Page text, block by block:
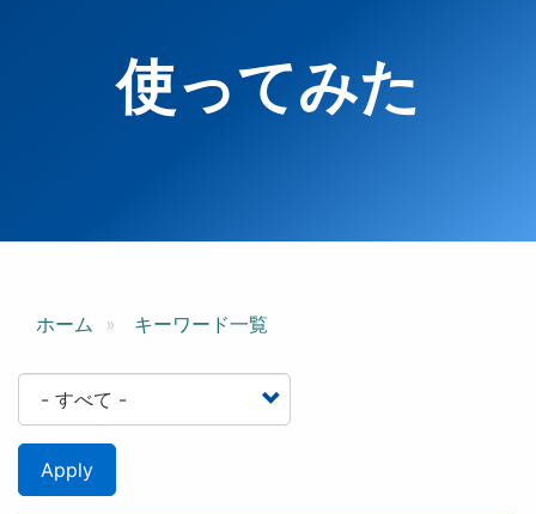
使ってみた
ホーム キーワード一覧
Apply